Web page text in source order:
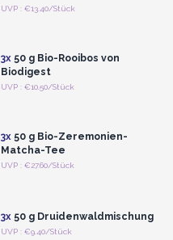
UVP : €13.40/StückAnmelden oder
3x50 g Bio-Rooibos von
Biodigest
UVP : €10.50/StückAnmelden oder
3x50 g Bio-Zeremonien-
Matcha-Tee
UVP : €27.60/StückAnmelden oder
3x50 g Druidenwaldmischung
UVP : €9.40/StückAnmelden oder